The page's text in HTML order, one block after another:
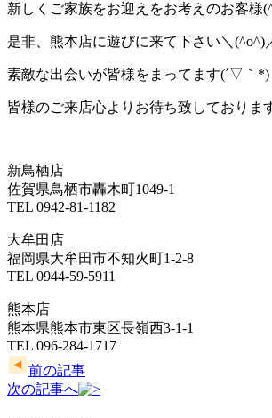
新しくご家族をお迎えをお考えのお客様
是非、熊本店に遊びに来て下さい＼(^o^)
素敵な出会いが皆様をまってます(´▽｀*)
皆様のご来店心よりお待ち致しておりま
新鳥栖店
佐賀県鳥栖市轟木町1049-1
TEL 0942-81-1182
大牟田店
福岡県大牟田市不知火町1-2-8
TEL 0944-59-5911
熊本店
熊本県熊本市東区長嶺西3-1-1
TEL 096-284-1717
前の記事
次の記事へ